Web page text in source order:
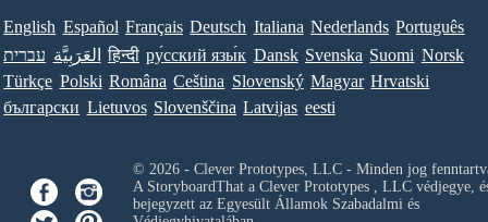
English Español Français Deutsch Italiana Nederlands Português
עברית العَرَبِيَّة हिन्दी ру́сский язы́к Dansk Svenska Suomi Norsk
Türkçe Polski Româna Ceština Slovenský Magyar Hrvatski
български Lietuvos Slovenščina Latvijas eesti
© 2026 - Clever Prototypes, LLC - Minden jog
A StoryboardThat a Clever Prototypes , LLCvédjegye,
bejegyzett az Egyesült Államok Szabadalmi és